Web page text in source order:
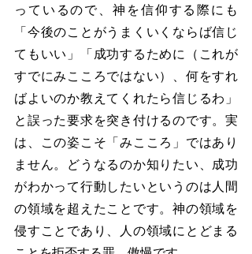
っているので、神を信仰する際にも
「今後のことがうまくいくならば信じ
てもいい」「成功するために（これが
すでにみこころではない）、何をすれ
ばよいのか教えてくれたら信じるわ」
と誤った要求を突き付けるのです。実
は、この姿こそ「みこころ」ではあり
ません。どうなるのか知りたい、成功
がわかって行動したいというのは人間
の領域を超えたことです。神の領域を
侵すことであり、人の領域にとどまる